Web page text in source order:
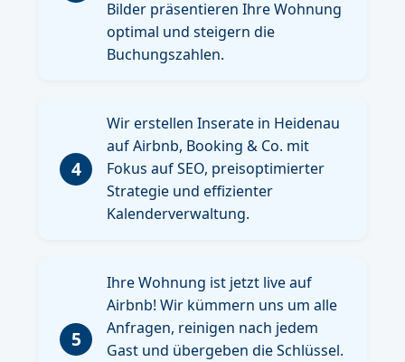
Bilder präsentieren Ihre Wohnung
optimal und steigern die
Buchungszahlen.
4
Wir erstellen Inserate in Heidenau
auf Airbnb, Booking & Co. mit
Fokus auf SEO, preisoptimierter
Strategie und effizienter
Kalenderverwaltung.
5
Ihre Wohnung ist jetzt live auf
Airbnb! Wir kümmern uns um alle
Anfragen, reinigen nach jedem
Gast und übergeben die Schlüssel.